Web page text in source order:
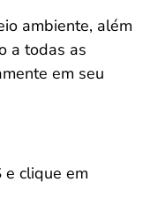
ambiente, além
a todas as
em seu
e clique em